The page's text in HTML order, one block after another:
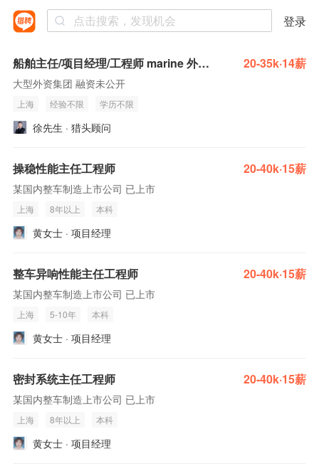
登录
船舶主任/项目经理/工程师 marine 外企 自动化系统 海事 20-35k·14薪
大型外资集团 融资未公开
上海 经验不限 学历不限
徐先生 · 猎头顾问
操稳性能主任工程师 20-40k·15薪
某国内整车制造上市公司 已上市
上海 8年以上 本科
黄女士 · 项目经理
整车异响性能主任工程师 20-40k·15薪
某国内整车制造上市公司 已上市
上海 5-10年 本科
黄女士 · 项目经理
密封系统主任工程师 20-40k·15薪
某国内整车制造上市公司 已上市
上海 8年以上 本科
黄女士 · 项目经理